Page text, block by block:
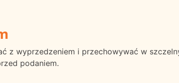
z wyprzedzeniem i przechowywać w
podaniem.